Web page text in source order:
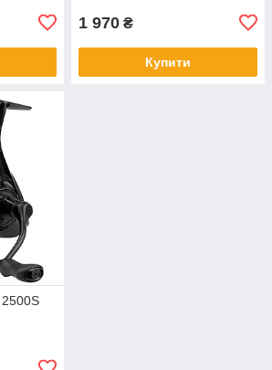
1 970 ₴
Купити